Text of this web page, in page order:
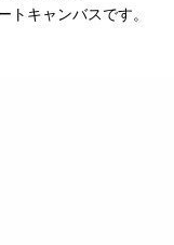
キャンバスです。